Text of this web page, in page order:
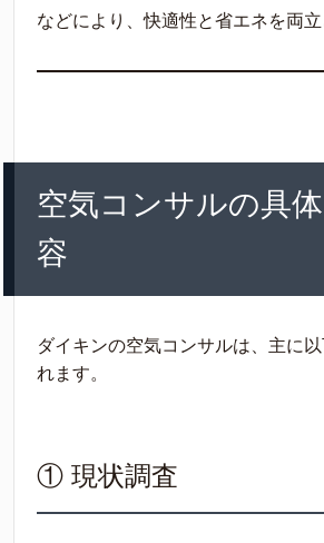
などにより、快適性と省エネを両立
空気コンサルの具
容
ダイキンの空気コンサルは、主に
れます。
① 現状調査